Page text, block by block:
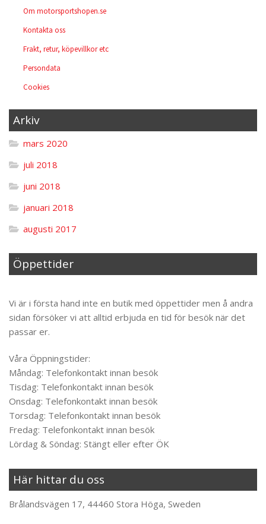
Om motorsportshopen.se
Kontakta oss
Frakt, retur, köpevillkor etc
Persondata
Cookies
Arkiv
mars 2020
juli 2018
juni 2018
januari 2018
augusti 2017
Öppettider
Vi är i första hand inte en butik med öppettider men å andra
sidan försöker vi att alltid erbjuda en tid för besök när det
passar er.
Våra Öppningstider:
Måndag: Telefonkontakt innan besök
Tisdag: Telefonkontakt innan besök
Onsdag: Telefonkontakt innan besök
Torsdag: Telefonkontakt innan besök
Fredag: Telefonkontakt innan besök
Lördag & Söndag: Stängt eller efter ÖK
Här hittar du oss
Brålandsvägen 17, 44460 Stora Höga, Sweden